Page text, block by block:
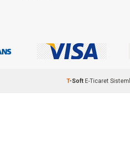
T-Soft E-Ticaret